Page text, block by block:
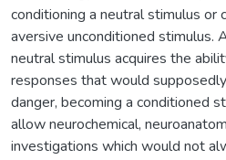
conditioning a neutral stimulus or
aversive unconditioned stimulus.
neutral stimulus acquires the
responses that would
danger, becoming a conditioned
allow neurochemical,
investigations which would not